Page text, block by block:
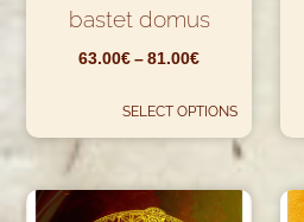
bastet domus
63.00€–81.00€
SELECT OPTIONS